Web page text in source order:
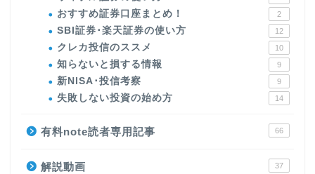
おすすめ証券口座まとめ！ 2
SBI証券･楽天証券の使い方 12
クレカ投信のススメ 10
知らないと損する情報 9
新NISA･投信考察 9
失敗しない投資の始め方 14
有料note読者専用記事 66
解説動画 37